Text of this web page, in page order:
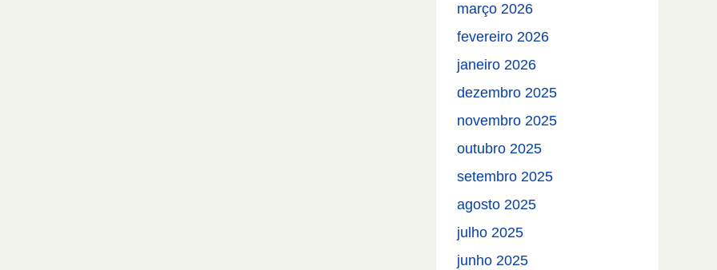
março 2026
fevereiro 2026
janeiro 2026
dezembro 2025
novembro 2025
outubro 2025
setembro 2025
agosto 2025
julho 2025
junho 2025